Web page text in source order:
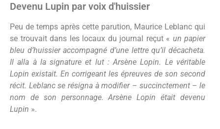
Devenu Lupin par voix d'huissier
Peu de temps après cette parution, Maurice Leblanc qui
se trouvait dans les locaux du journal reçut « un papier
bleu d’huissier accompagné d’une lettre qu’il décacheta.
Il alla à la signature et lut : Arsène Lopin. Le véritable
Lopin existait. En corrigeant les épreuves de son second
récit. Leblanc se résigna à modifier – succinctement – le
nom de son personnage. Arsène Lopin était devenu
Lupin ».